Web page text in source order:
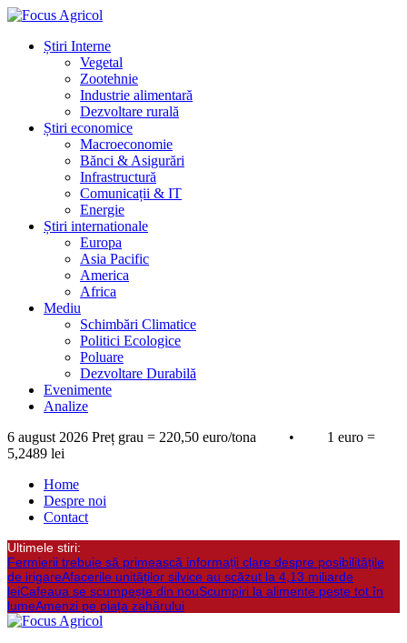
Știri Interne
Vegetal
Zootehnie
Industrie alimentară
Dezvoltare rurală
Știri economice
Macroeconomie
Bănci & Asigurări
Infrastructură
Comunicații & IT
Energie
Știri internationale
Europa
Asia Pacific
America
Africa
Mediu
Schimbări Climatice
Politici Ecologice
Poluare
Dezvoltare Durabilă
Evenimente
Analize
6 august 2026 Preț grau = 220,50 euro/tona • 1 euro =
5,2489 lei
Home
Despre noi
Contact
Ultimele stiri:
Fermierii trebuie să primească informații clare despre posibilitățile
de irigareAfacerile unităților silvice au scăzut la 4,13 miliarde
leiCafeaua se scumpește din nouScumpiri la alimente peste tot în
lumeAmenzi pe piața zahărului